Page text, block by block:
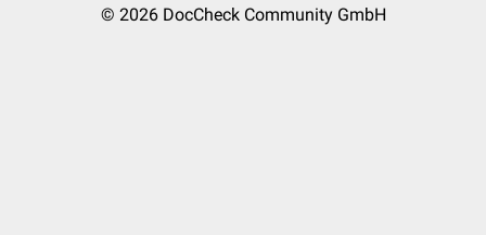
© 2026 DocCheck Community GmbH